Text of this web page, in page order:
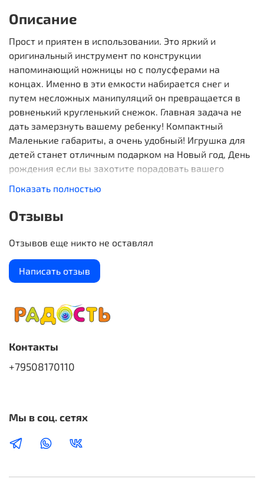
Описание
Прост и приятен в использовании. Это яркий и
оригинальный инструмент по конструкции
напоминающий ножницы но с полусферами на
концах. Именно в эти емкости набирается снег и
путем несложных манипуляций он превращается в
ровненький кругленький снежок. Главная задача не
дать замерзнуть вашему ребенку! Компактный
Маленькие габариты, а очень удобный! Игрушка для
детей станет отличным подарком на Новый год, День
рождения если вы захотите порадовать вашего
Показать полностью
Отзывы
Отзывов еще никто не оставлял
Написать отзыв
Контакты
+79508170110
Мы в соц. сетях